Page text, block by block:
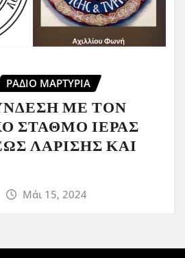
ΡΆΔΙΟ ΜΑΡΤΥΡΊΑ
ΜΕ ΤΟΝ
ΣΤΑΘΜΟ ΙΕΡΑΣ
ΛΑΡΙΣΗΣ ΚΑΙ
Μάι 15, 2024